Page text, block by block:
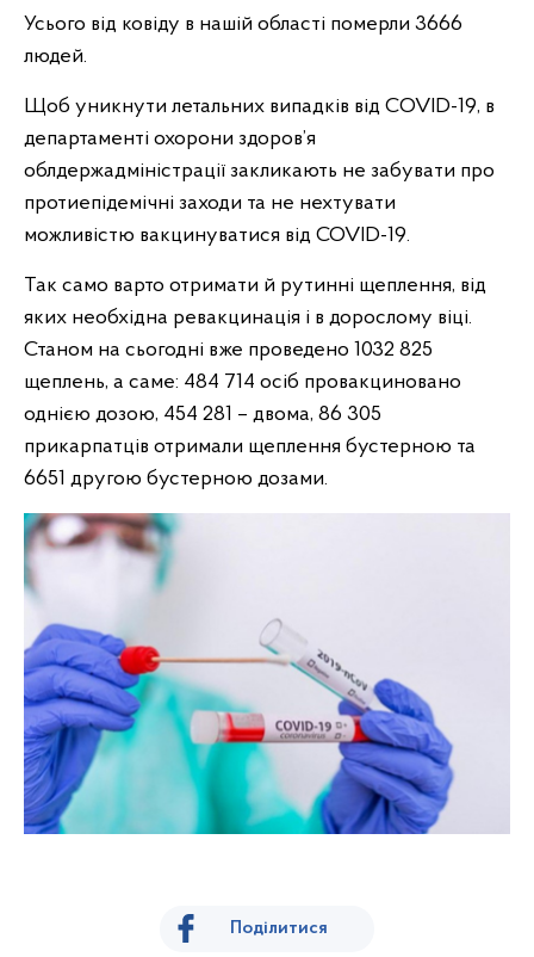
Усього від ковіду в нашій області померли 3666
людей.
Щоб уникнути летальних випадків від СOVID-19, в
департаменті охорони здоров’я
облдержадміністрації закликають не забувати про
протиепідемічні заходи та не нехтувати
можливістю вакцинуватися від COVID-19.
Так само варто отримати й рутинні щеплення, від
яких необхідна ревакцинація і в дорослому віці.
Станом на сьогодні вже проведено 1032 825
щеплень, а саме: 484 714 осіб провакциновано
однією дозою, 454 281 – двома, 86 305
прикарпатців отримали щеплення бустерною та
6651 другою бустерною дозами.
Поділитися